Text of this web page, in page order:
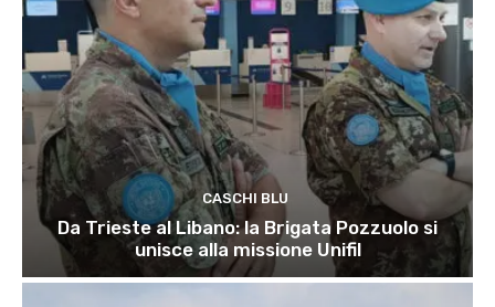
CASCHI BLU
Da Trieste al Libano: la Brigata Pozzuolo si
unisce alla missione Unifil